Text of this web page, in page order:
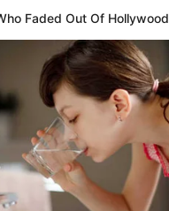
Faded Out Of Hollywood